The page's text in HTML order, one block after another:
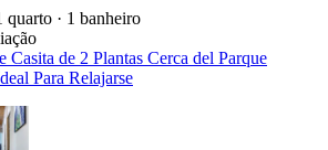
quarto · 1 banheiro
Casita de 2 Plantas Cerca del Parque
Para Relajarse